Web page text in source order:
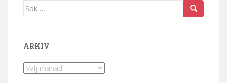
Sök efter:
ARKIV
Arkiv